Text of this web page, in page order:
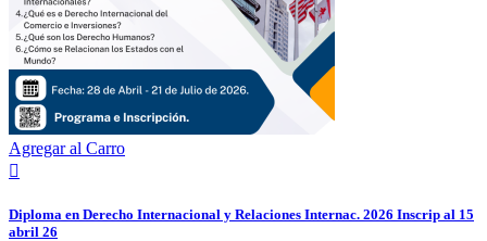
Agregar al Carro

Diploma en Derecho Internacional y Relaciones Internac. 2026 Inscrip al 15
abril 26